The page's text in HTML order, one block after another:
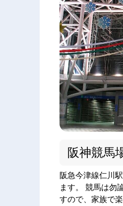
阪神競馬
阪急今津線仁川
ます。 競馬は勿
すので、家族で